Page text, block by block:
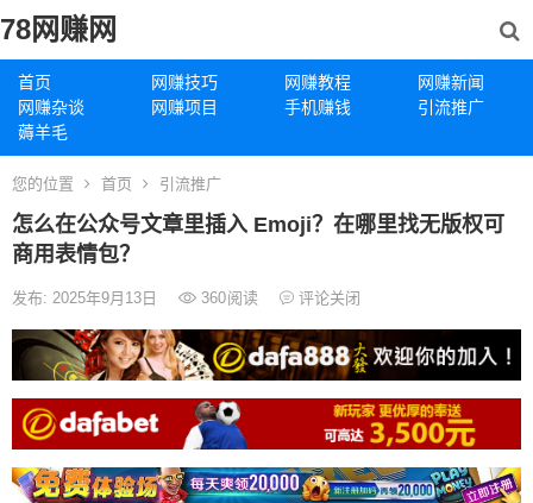
78网赚网
首页 网赚技巧 网赚教程
网赚新闻
网赚杂谈
网赚项目 手机赚钱
引流推广
薅羊毛
您的位置 首页 引流推广
怎么在公众号文章里插入 Emoji？在哪里找无版权可
商用表情包？
发布: 2025年9月13日 360阅读 评论关闭